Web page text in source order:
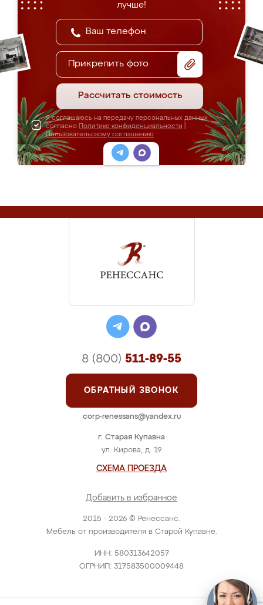
лучше!
Прикрепить фото
Рассчитать стоимость
Я соглашаюсь на передачу персональных данных
согласно Политике конфиденциальности
Пользовательскому соглашению
2015 - 2026 © Ренессанс.
Мебель от производителя в Старой Купавне.
ИНН: 580313642057
ОГРНИП: 317583500009448
г. Старая Купавна
ул. Кирова, д. 19
СХЕМА ПРОЕЗДА
Добавить в избранное
8 (800) 511-89-55
ОБРАТНЫЙ ЗВОНОК
corp-renessans@yandex.ru